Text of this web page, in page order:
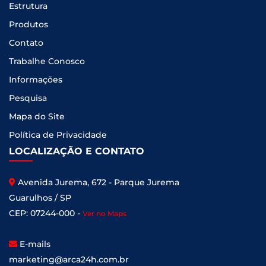
Estrutura
Produtos
Contato
Trabalhe Conosco
Informações
Pesquisa
Mapa do Site
Política de Privacidade
LOCALIZAÇÃO E CONTATO
Avenida Jurema, 672 - Parque Jurema
Guarulhos / SP
CEP: 07244-000 - Ver no Maps
E-mails
marketing@arca24h.com.br